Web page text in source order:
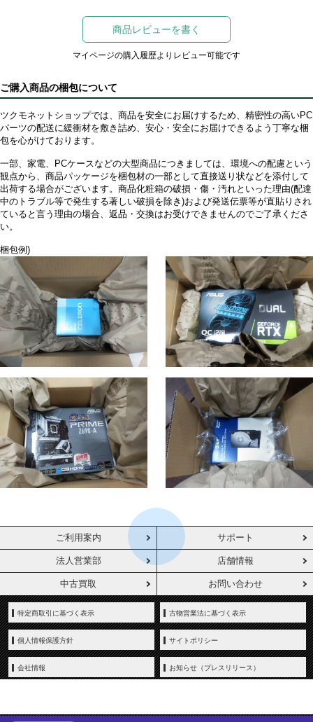
商品レビューを書く
マイページの購入履歴よりレビュー可能です
ご購入商品の梱包について
ツクモネットショップでは、商品を安全にお届けするため、精密性の高いPC
パーツの配送に緩衝材を敷き詰め、安心・安全にお届けできるよう丁寧な梱
包を心がけております。
一部、家電、PCケースなどの大型商品につきましては、環境への配慮という
観点から、商品パッケージを梱包材の一部として直接送り状などを添付して
出荷する場合がございます。商品化粧箱の破損・傷・汚れといった理由(配達
中のトラブル等で発生する著しい破損を除き)および発送伝票等が直貼りされ
ていると言う理由の場合、返品・交換はお受けできませんのでご了承くださ
い。
梱包例)
ご利用案内 サポート
法人営業部 店舗情報
中古買取 お問い合わせ
特定商取引に基づく表示 古物営業法に基づく表示
個人情報保護方針 サイトポリシー
会社情報 お知らせ（プレスリリース）